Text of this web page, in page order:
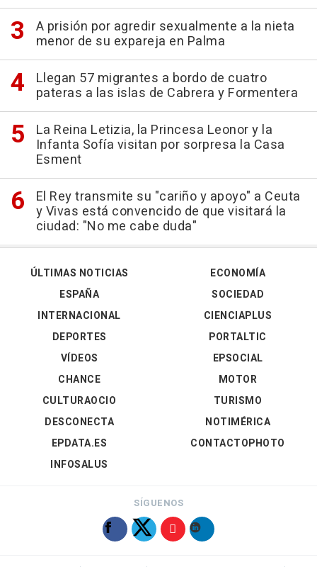
A prisión por agredir sexualmente a la nieta
menor de su expareja en Palma
Llegan 57 migrantes a bordo de cuatro
pateras a las islas de Cabrera y Formentera
La Reina Letizia, la Princesa Leonor y la
Infanta Sofía visitan por sorpresa la Casa
Esment
El Rey transmite su "cariño y apoyo" a Ceuta
y Vivas está convencido de que visitará la
ciudad: "No me cabe duda"
ÚLTIMAS NOTICIAS
ESPAÑA
INTERNACIONAL
DEPORTES
VÍDEOS
ECONOMÍA
SOCIEDAD
CIENCIAPLUS
PORTALTIC
EPSOCIAL
CHANCE
CULTURAOCIO
DESCONECTA
EPDATA.ES
INFOSALUS
MOTOR
TURISMO
NOTIMÉRICA
CONTACTOPHOTO
SÍGUENOS